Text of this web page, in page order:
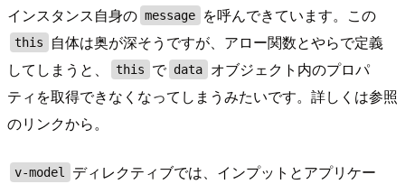
インスタンス自身の message を呼んできています。この
this
自体は奥が深そうですが、アロー関数とやらで定義
してしまうと、
this で data
オブジェクト内のプロパ
ティを取得できなくなってしまうみたいです。詳しくは参照
のリンクから。
v-model
ディレクティブでは、インプットとアプリケー